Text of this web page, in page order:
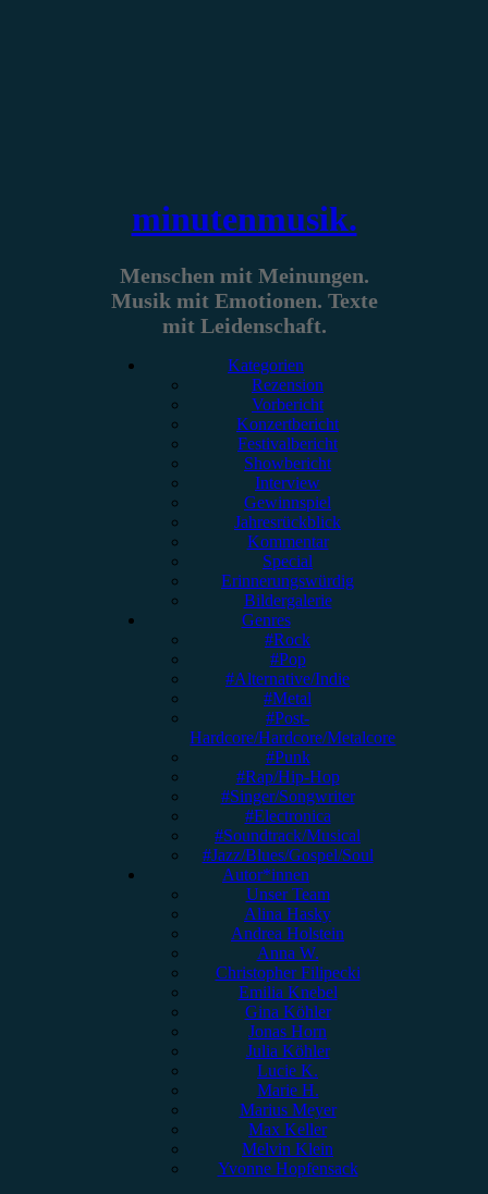
minutenmusik.
Menschen mit Meinungen.
Musik mit Emotionen. Texte
mit Leidenschaft.
Kategorien
Rezension
Vorbericht
Konzertbericht
Festivalbericht
Showbericht
Interview
Gewinnspiel
Jahresrückblick
Kommentar
Special
Erinnerungswürdig
Bildergalerie
Genres
#Rock
#Pop
#Alternative/Indie
#Metal
#Post-
Hardcore/Hardcore/Metalcore
#Punk
#Rap/Hip-Hop
#Singer/Songwriter
#Electronica
#Soundtrack/Musical
#Jazz/Blues/Gospel/Soul
Autor*innen
Unser Team
Alina Hasky
Andrea Holstein
Anna W.
Christopher Filipecki
Emilia Knebel
Gina Köhler
Jonas Horn
Julia Köhler
Lucie K.
Marie H.
Marius Meyer
Max Keller
Melvin Klein
Yvonne Hopfensack